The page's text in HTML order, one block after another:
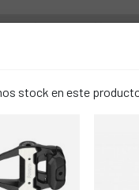
stock en este